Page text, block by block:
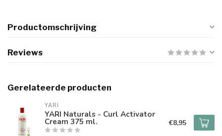
Productomschrijving
Reviews
Gerelateerde producten
YARI
YARI Naturals - Curl Activator
Cream 375 ml. €8,95